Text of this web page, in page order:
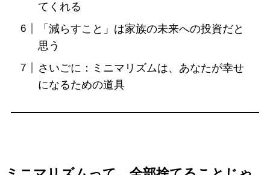
てくれる
「減らすこと」は家族の未来への投資だと
思う
さいごに：ミニマリズムは、あなたが幸せ
になるための道具